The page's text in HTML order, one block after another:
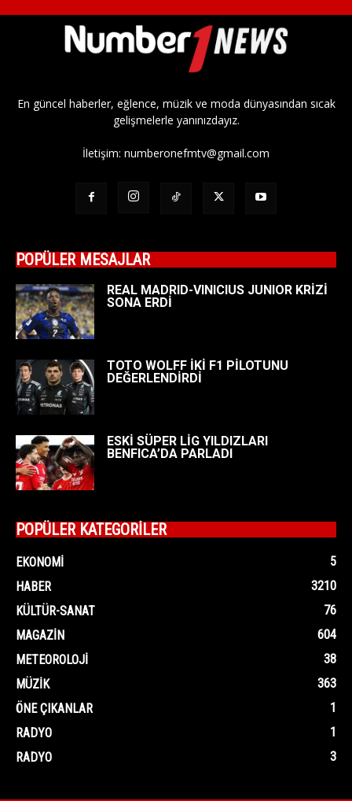
En güncel haberler, eğlence, müzik ve moda dünyasından sıcak
gelişmelerle yanınızdayız.
İletişim: numberonefmtv@gmail.com
POPÜLER MESAJLAR
REAL MADRID-VINICIUS JUNIOR KRİZİ
SONA ERDİ
TOTO WOLFF İKİ F1 PİLOTUNU
DEĞERLENDİRDİ
ESKİ SÜPER LİG YILDIZLARI
BENFICA’DA PARLADI
POPÜLER KATEGORİLER
EKONOMI
5
HABER
3210
KÜLTÜR-SANAT
76
MAGAZIN
604
METEOROLOJI
38
MÜZIK
363
ÖNE ÇIKANLAR
1
RADYO
1
RADYO
3